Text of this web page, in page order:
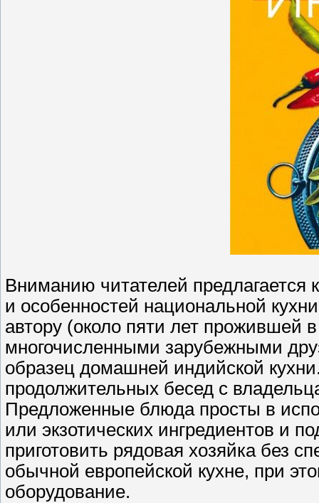
Вниманию читателей предлагается
и особенностей национальной
автору (около пяти лет прожившей
многочисленными зарубежными
образец домашней индийской
продолжительных бесед с
Предложенные блюда просты в
или экзотических ингредиентов и
приготовить рядовая хозяйка без
обычной европейской кухне, при
оборудование.